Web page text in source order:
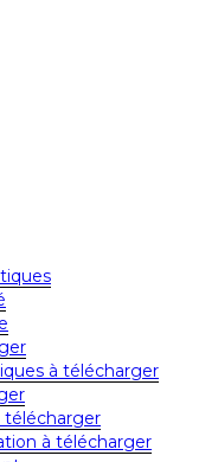
à télécharger
télécharger
à télécharger